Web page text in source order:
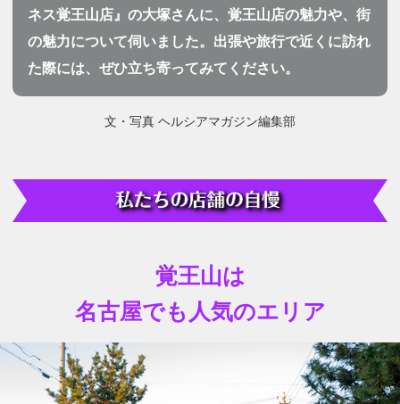
ネス覚王山店』の大塚さんに、覚王山店の魅力や、街
の魅力について伺いました。出張や旅行で近くに訪れ
た際には、ぜひ立ち寄ってみてください。
文・写真 ヘルシアマガジン編集部
覚王山は
名古屋でも人気のエリア